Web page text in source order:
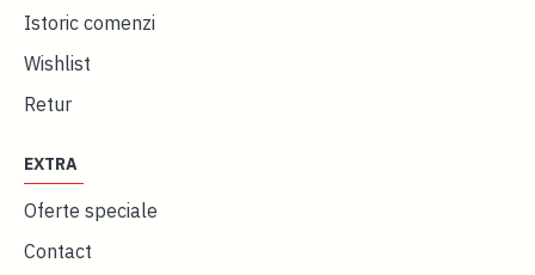
Istoric comenzi
Wishlist
Retur
EXTRA
Oferte speciale
Contact